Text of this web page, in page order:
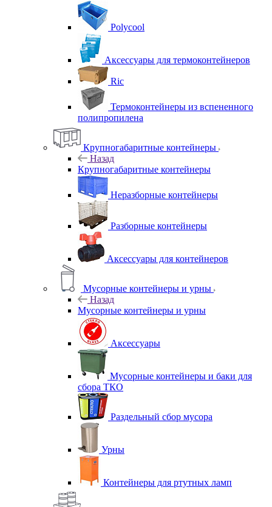
Polycool
Аксессуары для термоконтейнеров
Ric
Термоконтейнеры из вспененного
полипропилена
Крупногабаритные контейнеры
Назад
Крупногабаритные контейнеры
Неразборные контейнеры
Разборные контейнеры
Аксессуары для контейнеров
Мусорные контейнеры и урны
Назад
Мусорные контейнеры и урны
Аксессуары
Мусорные контейнеры и баки для
сбора ТКО
Раздельный сбор мусора
Урны
Контейнеры для ртутных ламп